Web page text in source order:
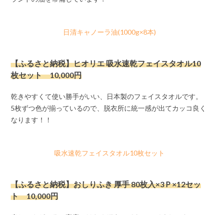
日清キャノーラ油(1000g×8本)
【ふるさと納税】ヒオリエ 吸水速乾フェイスタオル10
枚セット 10,000円
乾きやすくて使い勝手がいい、日本製のフェイスタオルです。
5枚ずつ色が揃っているので、脱衣所に統一感が出てカッコ良く
なります！！
吸水速乾フェイスタオル10枚セット
【ふるさと納税】おしりふき 厚手 80枚入×3Ｐ×12セッ
ト 10,000円